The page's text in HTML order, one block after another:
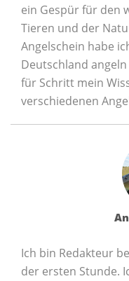
ein Gespür für den
Tieren und der
Angelschein habe
Deutschland
für Schritt mein
verschiedenen
Ich bin Redakteur
der ersten Stunde.